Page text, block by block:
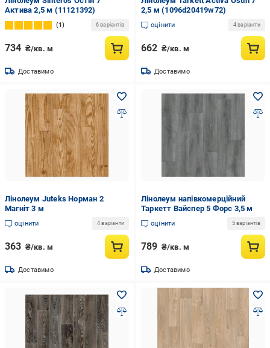
Актива 2,5 м (11121392)
1 6 варіантів
734 ₴/кв. м
Доставимо
2,5 м (1096d20419w72)
оцінити 4 варіанти
662 ₴/кв. м
Доставимо
Лінолеум Juteks Норман 2
Магніт 3 м
оцінити 4 варіанти
363 ₴/кв. м
Доставимо
Лінолеум напівкомерційний
Таркетт Вайспер 5 Форс 3,5 м
оцінити 5 варіантів
789 ₴/кв. м
Доставимо